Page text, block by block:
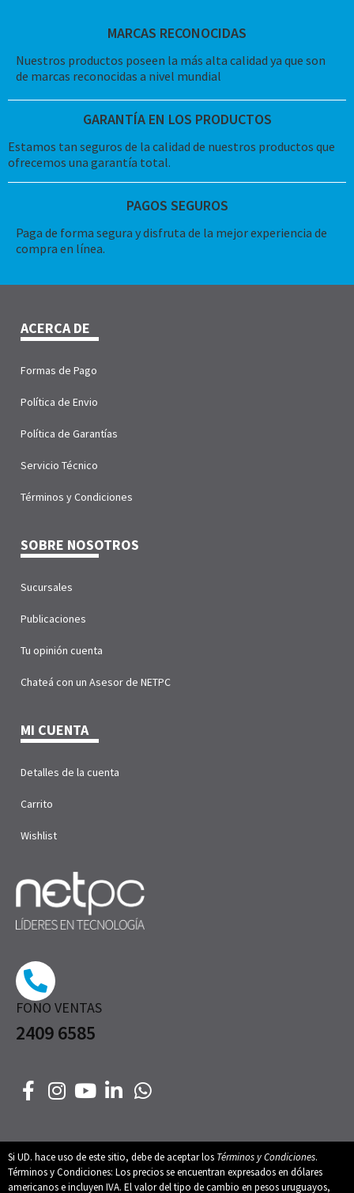
MARCAS RECONOCIDAS
Nuestros productos poseen la más alta calidad ya que son
de marcas reconocidas a nivel mundial
GARANTÍA EN LOS PRODUCTOS
Estamos tan seguros de la calidad de nuestros productos que
ofrecemos una garantía total.
PAGOS SEGUROS
Paga de forma segura y disfruta de la mejor experiencia de
compra en línea.
FONO VENTAS
2409 6585
ACERCA DE
Formas de Pago
Política de Envio
Política de Garantías
Servicio Técnico
Términos y Condiciones
SOBRE NOSOTROS
Sucursales
Publicaciones
Tu opinión cuenta
Chateá con un Asesor de NETPC
MI CUENTA
Detalles de la cuenta
Carrito
Wishlist
Si UD. hace uso de este sitio, debe de aceptar los Términos y Condiciones.
Términos y Condiciones: Los precios se encuentran expresados en dólares
americanos e incluyen IVA. El valor del tipo de cambio en pesos uruguayos,